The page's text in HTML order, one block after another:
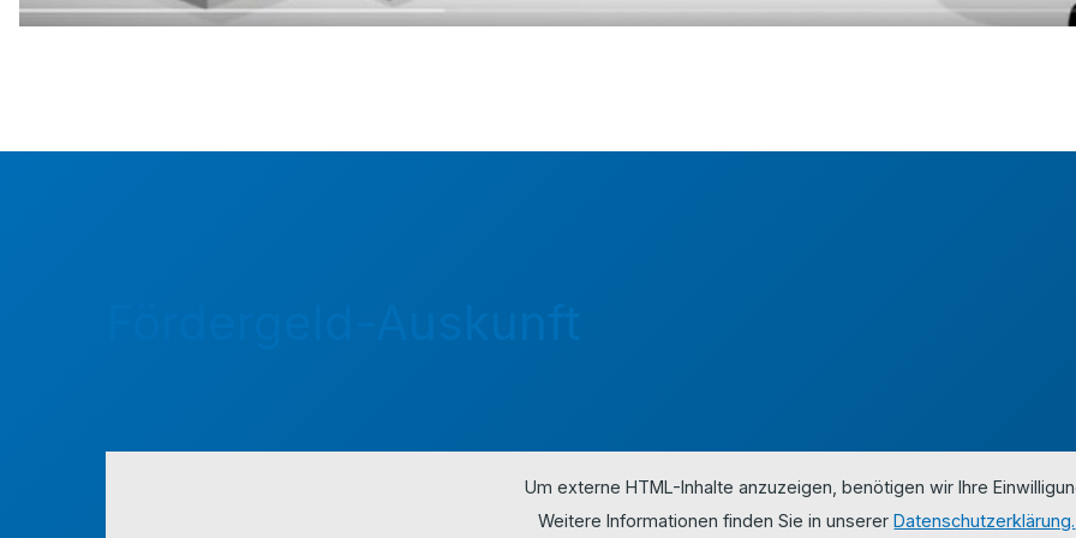
Um externe HTML-Inhalte anzuzeigen, benötigen wir Ihre
Weitere Informationen finden Sie in unsererDatenschutzerklärung.